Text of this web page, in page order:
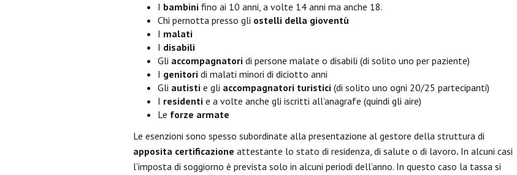
I bambini fino ai 10 anni, a volte 14 anni ma anche 18.
Chi pernotta presso gli ostelli della gioventù
I malati
I disabili
Gli accompagnatori di persone malate o disabili (di solito uno per paziente)
I genitori di malati minori di diciotto anni
Gli autisti e gli accompagnatori turistici (di solito uno ogni 20/25 partecipanti)
I residenti e a volte anche gli iscritti all’anagrafe (quindi gli aire)
Le forze armate
Le esenzioni sono spesso subordinate alla presentazione al gestore della struttura di
apposita certificazione attestante lo stato di residenza, di salute o di lavoro. In alcuni casi
l’imposta di soggiorno è prevista solo in alcuni periodi dell’anno. In questo caso la tassa si